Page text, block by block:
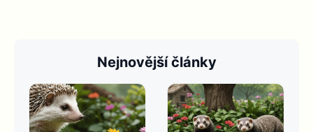
Nejnovější články